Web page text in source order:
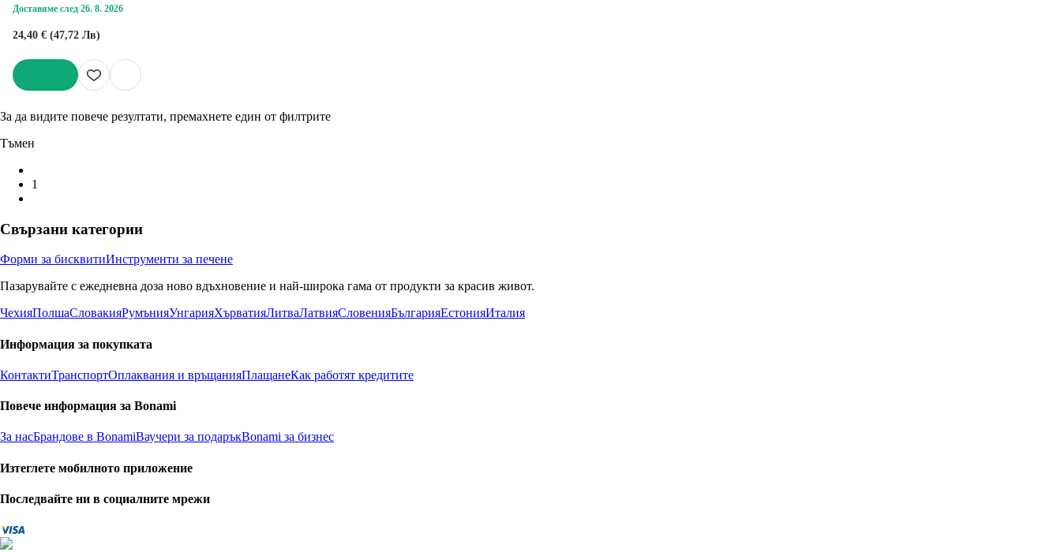
Доставяме след 26. 8. 2026
24,40 € (47,72 Лв)
За да видите повече резултати, премахнете един от филтрите
Тъмен
1
Свързани категории
Форми за бисквитиИнструменти за печене
Пазарувайте с ежедневна доза ново вдъхновение и най-широка гама от продукти за красив живот.
ЧехияПолшаСловакияРумънияУнгарияХърватияЛитваЛатвияСловенияБългарияЕстонияИталия
Информация за покупката
КонтактиТранспортОплаквания и връщанияПлащанеКак работят кредитите
Повече информация за Bonami
За насБрандове в BonamiВаучери за подаръкBonami за бизнес
Изтеглете мобилното приложение
Последвайте ни в социалните мрежи